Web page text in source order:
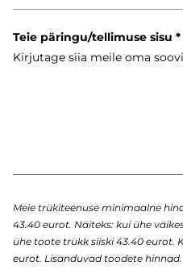
Teie päringu/tellimuse sisu
Meie trükiteenuse minimaalne
43.40 eurot. Näiteks: kui ühe
ühe toote trükk siiski 43.40 eurot.
eurot. Lisanduvad toodete hinnad.